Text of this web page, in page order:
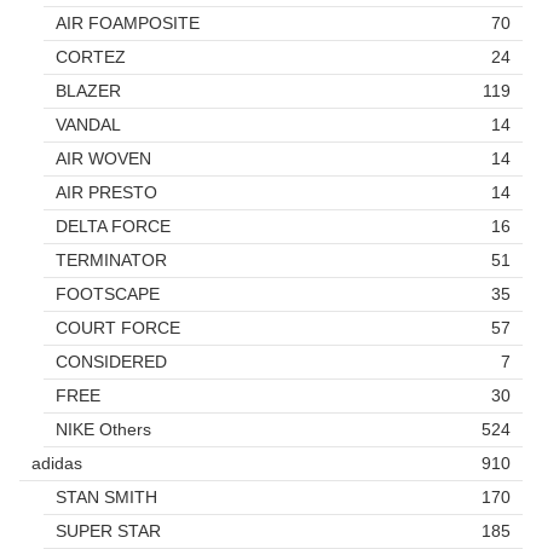
AIR FOAMPOSITE
70
CORTEZ
24
BLAZER
119
VANDAL
14
AIR WOVEN
14
AIR PRESTO
14
DELTA FORCE
16
TERMINATOR
51
FOOTSCAPE
35
COURT FORCE
57
CONSIDERED
7
FREE
30
NIKE Others
524
adidas
910
STAN SMITH
170
SUPER STAR
185